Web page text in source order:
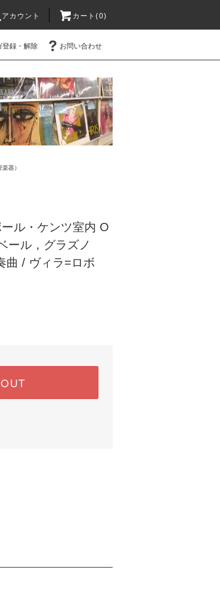
アカウント カート(0)
登録・解除 お問い合わせ
器）
ル・ケンツ室内 O
ル，グラズノ
/ ヴィラ=ロボ